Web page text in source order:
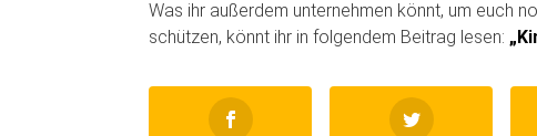
Was ihr außerdem unternehmen könnt, um euch
schützen, könnt ihr in folgendem Beitrag lesen: